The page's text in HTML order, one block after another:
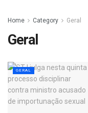
Home Category Geral
Geral
GERAL